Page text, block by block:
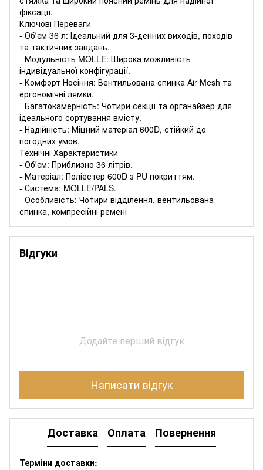
фіксації.
Ключові Переваги
- Обʼєм 36 л: Ідеальний для 3-денних виходів, походів
та тактичних завдань.
- Модульність MOLLE: Широка можливість
індивідуальної конфігурації.
- Комфорт Носіння: Вентильована спинка Air Mesh та
ергономічні лямки.
- Багатокамерність: Чотири секції та органайзер для
ідеального сортування вмісту.
- Надійність: Міцний матеріал 600D, стійкий до
погодних умов.
Технічні Характеристики
- Обʼєм: Приблизно 36 літрів.
- Матеріал: Поліестер 600D з PU покриттям.
- Система: MOLLE/PALS.
- Особливість: Чотири відділення, вентильована
спинка, компресійні ремені
Відгуки
Додайте перший відгук
Написати відгук
Доставка Оплата Повернення
Терміни доставки: